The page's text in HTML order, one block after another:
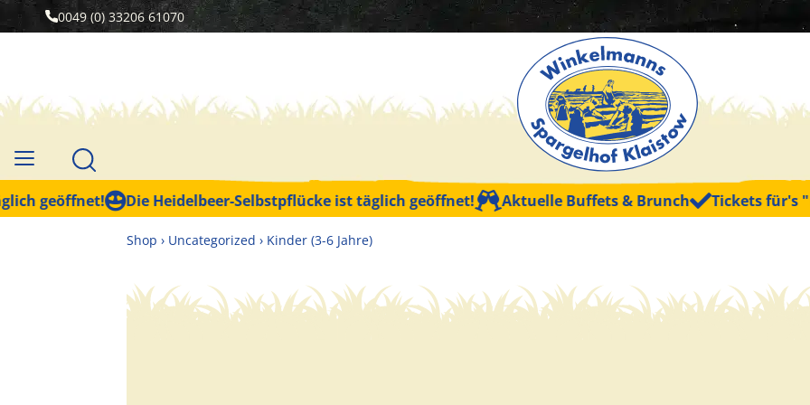
0049 (0) 33206 61070
geöffnet! Die Heidelbeer-Selbstpflücke ist täglich geöffnet! Aktuelle Buffets & Brunch Tickets für's
Shop › Uncategorized › Kinder (3-6 Jahre)